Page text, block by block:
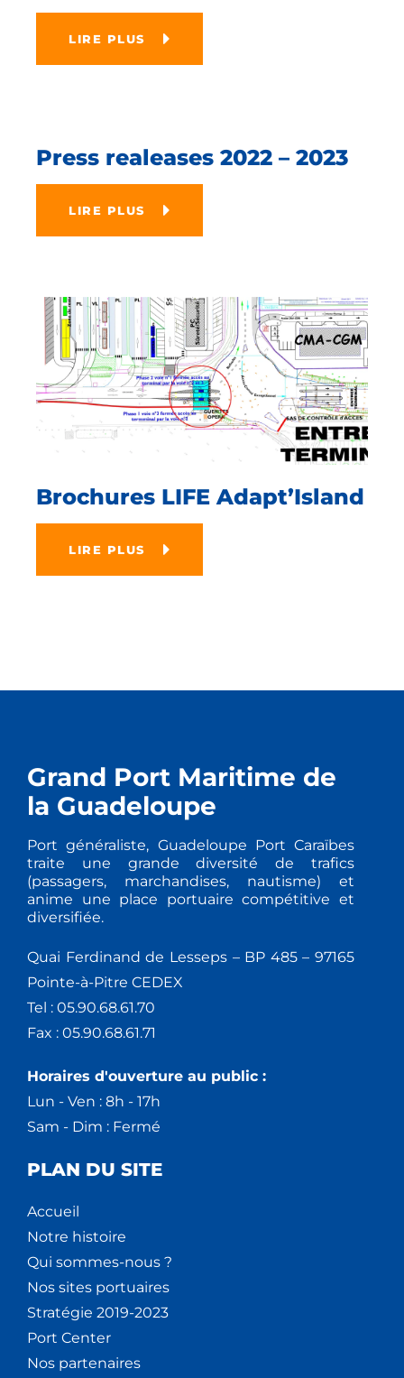
LIRE PLUS
Press realeases 2022 – 2023
LIRE PLUS
Brochures LIFE Adapt’Island
LIRE PLUS
Grand Port Maritime de
la Guadeloupe
Port généraliste, Guadeloupe Port Caraïbes
traite une grande diversité de trafics
(passagers, marchandises, nautisme) et
anime une place portuaire compétitive et
diversifiée.
Quai Ferdinand de Lesseps – BP 485 – 97165
Pointe-à-Pitre CEDEX
Tel : 05.90.68.61.70
Fax : 05.90.68.61.71
Horaires d'ouverture au public :
Lun - Ven : 8h - 17h
Sam - Dim : Fermé
PLAN DU SITE
Accueil
Notre histoire
Qui sommes-nous ?
Nos sites portuaires
Stratégie 2019-2023
Port Center
Nos partenaires